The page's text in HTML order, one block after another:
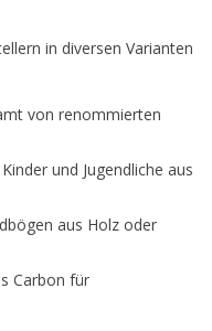
in diversen Varianten
von renommierten
und Jugendliche aus
aus Holz oder
Carbon für